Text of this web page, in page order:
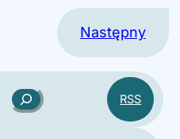
Następny
RSS